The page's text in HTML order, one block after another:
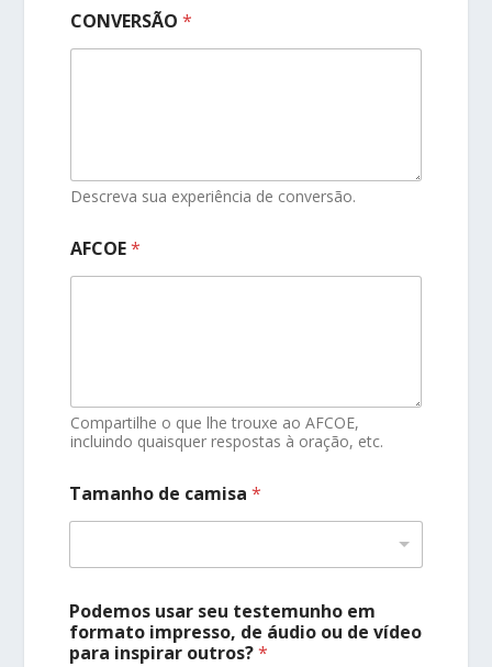
CONVERSÃO*
Descreva sua experiência de conversão.
AFCOE*
Compartilhe o que lhe trouxe ao AFCOE,
incluindo quaisquer respostas à oração, etc.
Tamanho de camisa*
Podemos usar seu testemunho em
formato impresso, de áudio ou de vídeo
para inspirar outros?*